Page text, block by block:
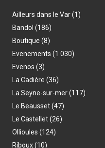
Ailleurs dans le Var(1)
Bandol (186)
Boutique (8)
Evenements (1 030)
Evenos (3)
La Cadière (36)
La Seyne-sur-mer(117)
Le Beausset(47)
Le Castellet(26)
Ollioules (124)
Riboux(10)